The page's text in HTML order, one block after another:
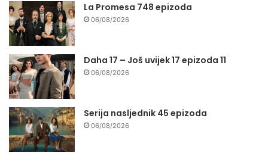
La Promesa 748 epizoda
06/08/2026
Daha 17 – Još uvijek 17 epizoda 11
06/08/2026
Serija nasljednik 45 epizoda
06/08/2026